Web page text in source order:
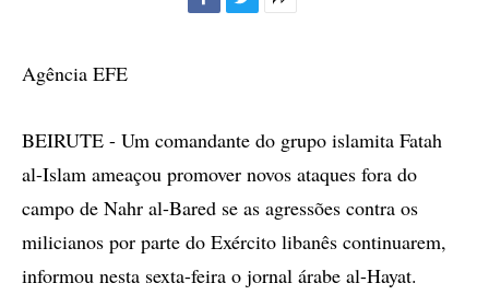
Agência EFE
BEIRUTE - Um comandante do grupo islamita Fatah
al-Islam ameaçou promover novos ataques fora do
campo de Nahr al-Bared se as agressões contra os
milicianos por parte do Exército libanês continuarem,
informou nesta sexta-feira o jornal árabe al-Hayat.